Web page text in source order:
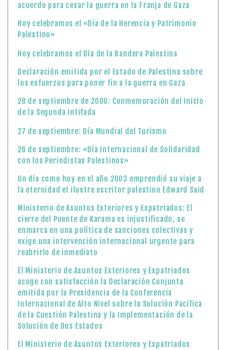
acuerdo para cesar la guerra en la Franja de Gaza
Hoy celebramos el «Día de la Herencia y Patrimonio
Palestino»
Hoy celebramos el Día de la Bandera Palestina
Declaración emitida por el Estado de Palestina sobre
los esfuerzos para poner fin a la guerra en Gaza
28 de septiembre de 2000: Conmemoración del Inicio
de la Segunda Intifada
27 de septiembre: Día Mundial del Turismo
26 de septiembre: «Día Internacional de Solidaridad
con los Periodistas Palestinos»
Un día como hoy en el año 2003 emprendió su viaje a
la eternidad el ilustre escritor palestino Edward Said
Ministerio de Asuntos Exteriores y Expatriados: El
cierre del Puente de Karama es injustificado, se
enmarca en una política de sanciones colectivas y
exige una intervención internacional urgente para
reabrirlo de inmediato
El Ministerio de Asuntos Exteriores y Expatriados
acoge con satisfacción la Declaración Conjunta
emitida por la Presidencia de la Conferencia
Internacional de Alto Nivel sobre la Solución Pacífica
de la Cuestión Palestina y la Implementación de la
Solución de Dos Estados
El Ministerio de Asuntos Exteriores y Expatriados